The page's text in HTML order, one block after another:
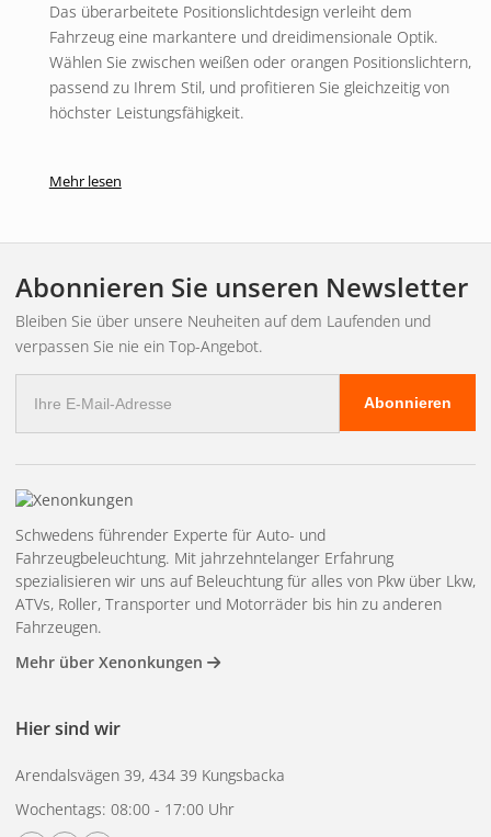
Das überarbeitete Positionslichtdesign verleiht dem
Fahrzeug eine markantere und dreidimensionale Optik.
Wählen Sie zwischen weißen oder orangen Positionslichtern,
passend zu Ihrem Stil, und profitieren Sie gleichzeitig von
höchster Leistungsfähigkeit.
intelligenten Funktionen
Sichtbarkeit. Damit ist die Olympus 2.0 eine vollwertige
Zusatzleuchte für Straße und Arbeit.
Robuste Konstruktion und
Premiumqualität
Das Lampengehäuse ist von AkzoNobel – einem der weltweit
führenden Hersteller von Industrielacken –
auch anspruchsvollen Bedingungen standhält. Die Lampe
wird zudem in einer komplett plastikfreien Verpackung
geliefert und ist damit eine nachhaltigere Wahl.
Sichere Investition mit Garantie
Mit einer 3-jährigen Funktionsgarantie erhalten Sie eine
zusätzliche Leuchte, die Leistung, Design und lange
Mehr lesen
Abonnieren Sie unseren Newsletter
Bleiben Sie über unsere Neuheiten auf dem Laufenden und
verpassen Sie nie ein Top-Angebot.
Mail
Adresse
Abonnieren
Schwedens führender Experte für Auto- und
Fahrzeugbeleuchtung. Mit jahrzehntelanger Erfahrung
spezialisieren wir uns auf Beleuchtung für alles von Pkw über Lkw,
ATVs, Roller, Transporter und Motorräder bis hin zu anderen
Fahrzeugen.
Mehr über Xenonkungen
Hier sind wir
Arendalsvägen 39, 434 39 Kungsbacka
Wochentags: 08:00 - 17:00 Uhr